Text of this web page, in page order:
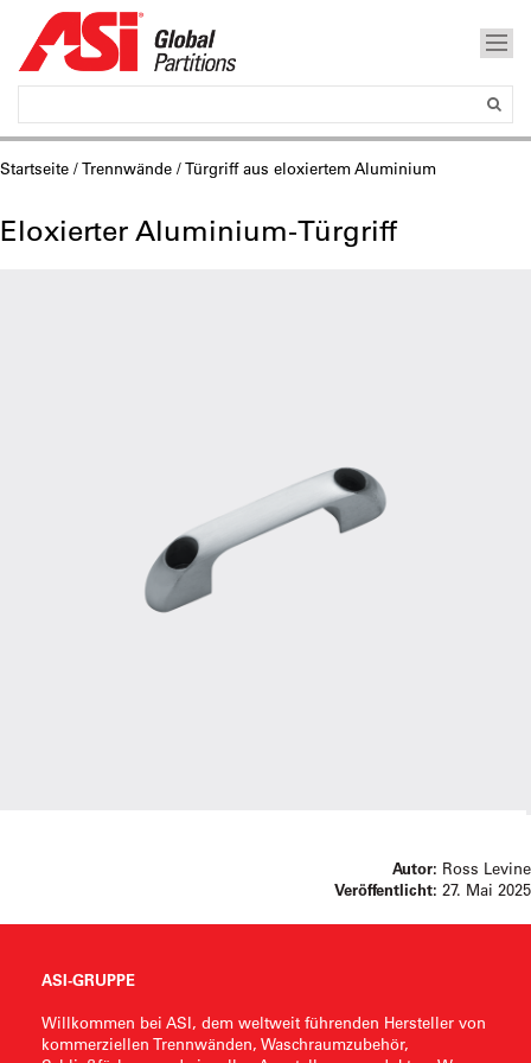
Startseite /Trennwände / Türgriff aus eloxiertem Aluminium
Eloxierter Aluminium-Türgriff
Autor: Ross Levine
Veröffentlicht: 27. Mai 2025
ASI-GRUPPE
Willkommen bei ASI, dem weltweit führenden Hersteller von
kommerziellen Trennwänden, Waschraumzubehör,